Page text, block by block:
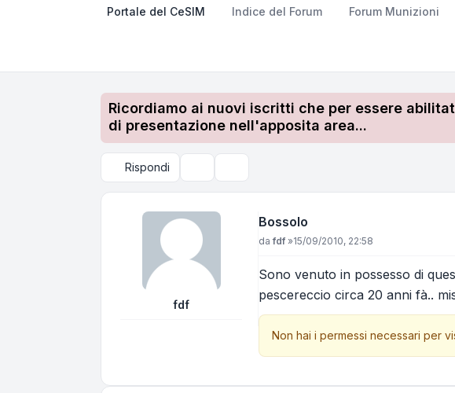
Portale del CeSIM Indice del Forum Forum Munizioni
Ricordiamo ai nuovi iscritti che per essere
di presentazione nell'apposita area...
Rispondi
fdf
Bossolo
Messaggio
dafdf »15/09/2010, 22:58
Sono venuto in possesso di
pescereccio circa 20 anni fà..
Non hai i permessi necessari per